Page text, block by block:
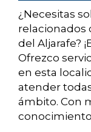
¿Necesitas
relacionados
del Aljarafe?
Ofrezco
en esta
atender
ámbito. Con